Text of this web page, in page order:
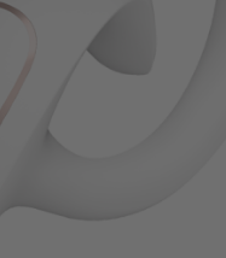
Συσκευές αυνανισμού